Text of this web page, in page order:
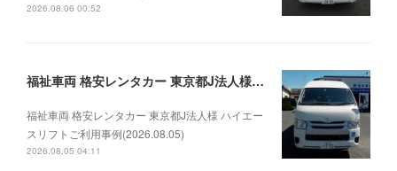
2026.08.06 00:52
福祉車両 格安レンタカー 東京都J法人様 ハイエースリフトご利用事例(2026.08.05)
福祉車両 格安レンタカー 東京都J法人様 ハイエー
スリフトご利用事例(2026.08.05)
2026.08.05 04:11